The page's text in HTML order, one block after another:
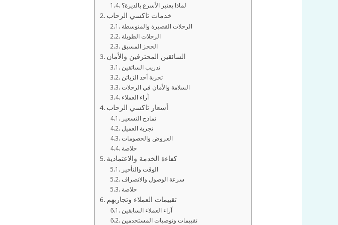
لماذا يعتبر الأسرع بالديرة؟
خدمات تاكسي الرحاب
الرحلات القصيرة والمتوسطة
الرحلات الطويلة
الحجز المسبق
السائقين المحترفين والأمان
تدريب السائقين
تجربة أحد الزبائن
السلامة والأمان في الرحلات
آراء العملاء
أسعار تاكسي الرحاب
نماذج التسعير
تجربة العميل
العروض والخصومات
خلاصة
كفاءة الخدمة والاعتمادية
الوقت والتأخير
سرعة الوصول والانصراف
خلاصة
تقييمات العملاء وتجاربهم
آراء العملاء السابقين
تقييمات وتوصيات المستخدمين